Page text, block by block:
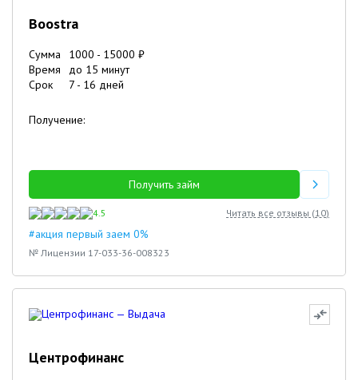
Boostra
Сумма 1000 - 15000 ₽
Время
до 15 минут
Срок
7 - 16 дней
Получение:
Получить займ
4.5 Читать все отзывы (10)
#акция первый заем 0%
№ Лицензии 17-033-36-008323
Центрофинанс